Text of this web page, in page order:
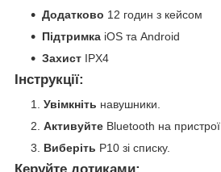
Додатково 12 годин з кейсом
Підтримка iOS та Android
Захист IPX4
Інструкції:
Увімкніть навушники.
Активуйте Bluetooth на пристрої.
Виберіть P10 зі списку.